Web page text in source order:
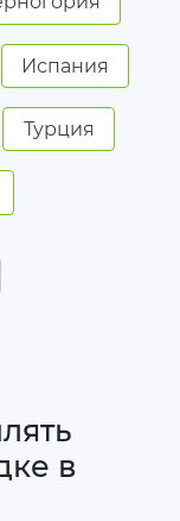
Испания
Турция
в